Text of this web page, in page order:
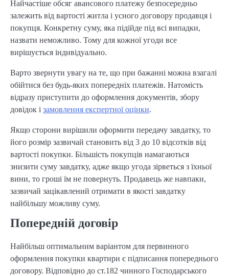
Найчастіше обсяг авансового платежу безпосередньо
залежить від вартості житла і усного договору продавця і
покупця. Конкретну суму, яка підійде під всі випадки,
назвати неможливо. Тому для кожної угоди все
вирішується індивідуально.
Варто звернути увагу на те, що при бажанні можна взагалі
обійтися без будь-яких попередніх платежів. Натомість
відразу приступити до оформлення документів, збору
довідок і замовлення експертної оцінки.
Якщо сторони вирішили оформити передачу завдатку, то
його розмір зазвичай становить від 3 до 10 відсотків від
вартості покупки. Більшість покупців намагаються
знизити суму завдатку, адже якщо угода зірветься з їхньої
вини, то гроші їм не повернуть. Продавець же навпаки,
зазвичай зацікавлений отримати в якості завдатку
найбільшу можливу суму.
Попередній договір
Найбільш оптимальним варіантом для первинного
оформлення покупки квартири є підписання попереднього
договору. Відповідно до ст.182 чинного Господарського